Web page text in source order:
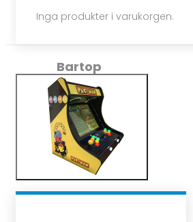
Inga produkter i varukorgen.
Bartop